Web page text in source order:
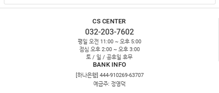
CS CENTER
032-203-7602
평일 오전 11:00 ~ 오후 5:00
점심 오후 2:00 ~ 오후 3:00
토 / 일 / 공휴일 휴무
BANK INFO
[하나은행] 444-910269-63707
예금주: 정영덕